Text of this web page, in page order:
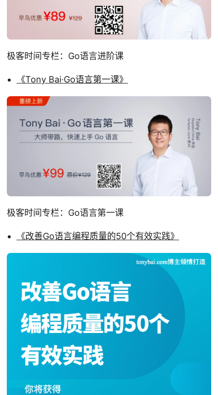
极客时间专栏：Go语言进阶课
《Tony Bai·Go语言第一课》
极客时间专栏：Go语言第一课
《改善Go语言编程质量的50个有效实践》